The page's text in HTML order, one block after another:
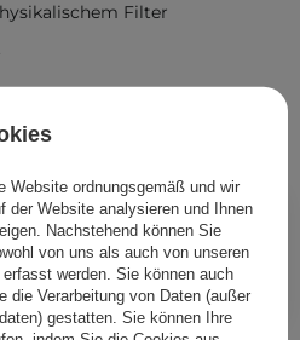
IN DEN WARENKORB
Filter
wurden von
Website ordnungsgemäß und wir
der Website analysieren und Ihnen
Nachstehend können Sie
von uns als auch von unseren
werden. Sie können auch
die Verarbeitung von Daten (außer
gestatten. Sie können Ihre